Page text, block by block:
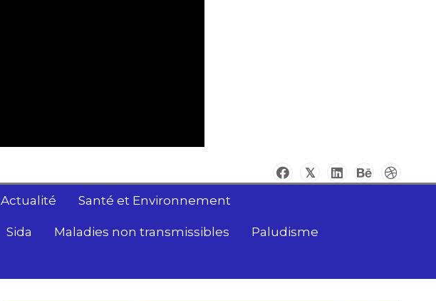
Actualité Santé et Environnement
Sida Maladies non transmissibles Paludisme